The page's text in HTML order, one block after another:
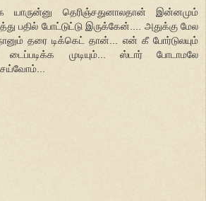
யாருன்னு தெரிஞ்சதுனாலதான் இன்னமும்
பதில் போட்டுட்டு இருக்கேன்.... அதுக்கு மேல
தரை டிக்கெட் தான்... என் கீ போர்டுலயும்
முடியும்... ஸ்டார் போடாமலே